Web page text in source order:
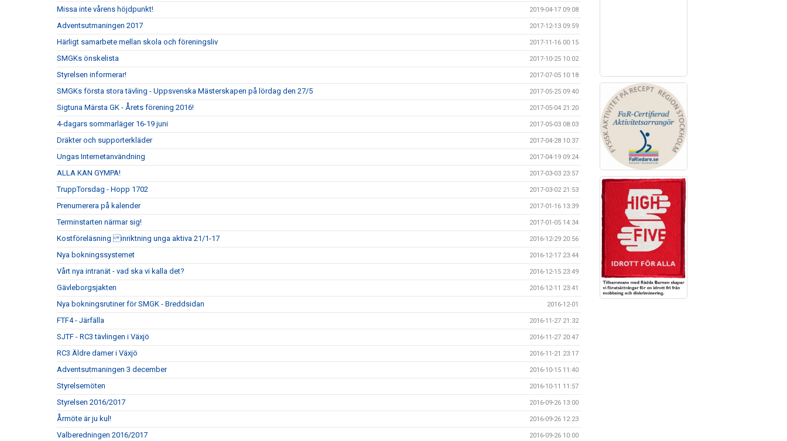
Missa inte vårens höjdpunkt! 2019-04-17 09:08
Adventsutmaningen 2017 2017-12-13 09:59
Härligt samarbete mellan skola och föreningsliv 2017-11-16 00:15
SMGKs önskelista 2017-10-25 10:02
Styrelsen informerar! 2017-07-05 10:18
SMGKs första stora tävling - Uppsvenska Mästerskapen på lördag den 27/5 2017-05-25 09:40
Sigtuna Märsta GK - Årets förening 2016! 2017-05-04 21:20
4-dagars sommarläger 16-19 juni 2017-05-03 08:03
Dräkter och supporterkläder 2017-04-28 10:37
Ungas Internetanvändning 2017-04-19 09:24
ALLA KAN GYMPA! 2017-03-03 23:57
TruppTorsdag - Hopp 1702 2017-03-02 21:53
Prenumerera på kalender 2017-01-16 13:39
Terminstarten närmar sig! 2017-01-05 14:34
Kostföreläsning inriktning unga aktiva 21/1-17 2016-12-29 20:56
Nya bokningssystemet 2016-12-17 23:44
Vårt nya intranät - vad ska vi kalla det? 2016-12-15 23:49
Gävleborgsjakten 2016-12-11 23:41
Nya bokningsrutiner för SMGK - Breddsidan 2016-12-01
FTF4 - Järfälla 2016-11-27 21:32
SJTF - RC3 tävlingen i Växjö 2016-11-27 20:47
RC3 Äldre damer i Växjö 2016-11-21 23:17
Adventsutmaningen 3 december 2016-10-15 11:40
Styrelsemöten 2016-10-11 11:57
Styrelsen 2016/2017 2016-09-26 13:00
Årmöte är ju kul! 2016-09-26 12:23
Valberedningen 2016/2017 2016-09-26 10:00